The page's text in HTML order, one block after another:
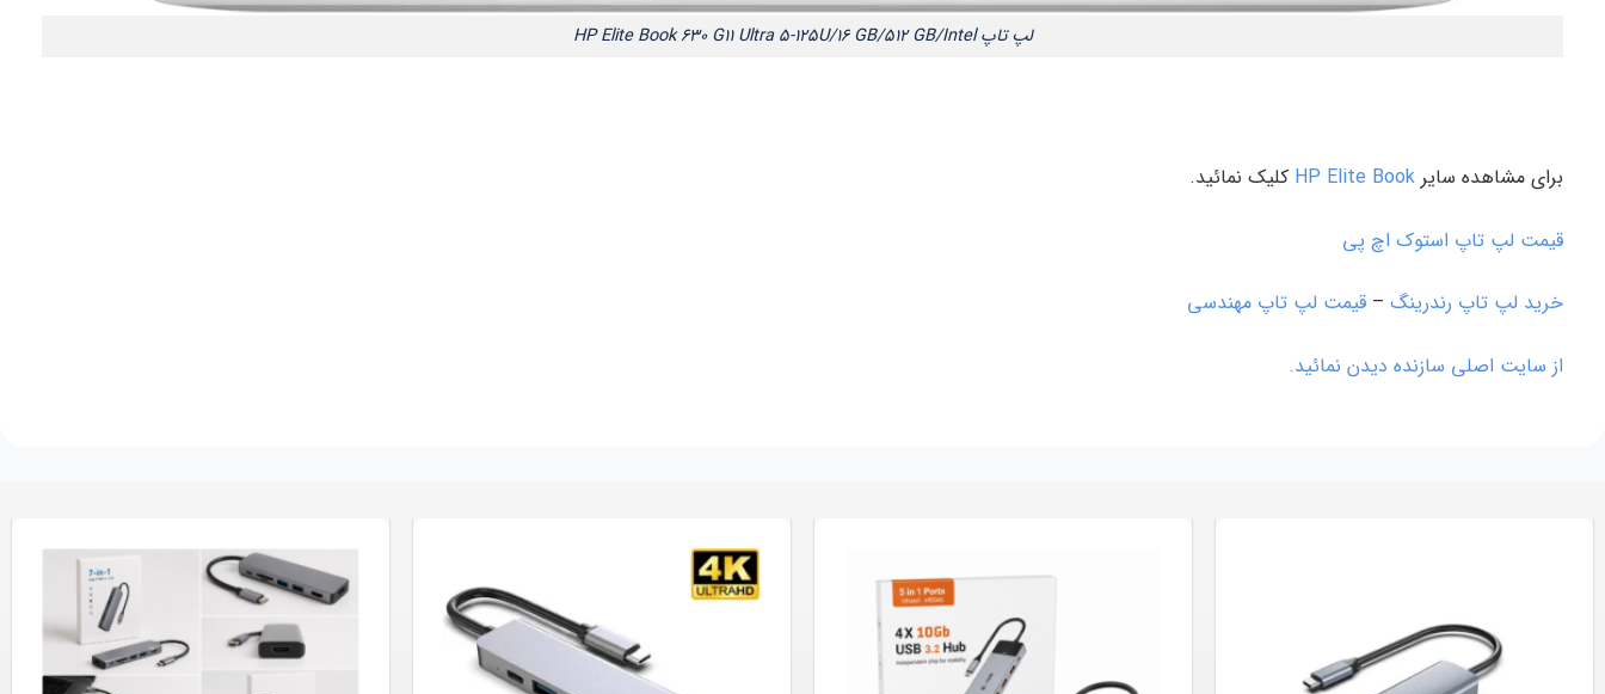
لپ تاپ HP Elite Book 630 G11 Ultra 5-125U/16 GB/512 GB/Intel
برای مشاهده سایر کلیک نمائید.
قیمت لپ تاپ استوک اچ پی
خرید لپ تاپ رندرینگ – قیمت لپ تاپ مهندسی
از سایت اصلی سازنده دیدن نمائید.